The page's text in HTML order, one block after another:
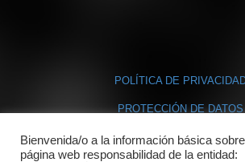
POLÍTICA DE
PROTECCIÓN DE DATOS
POLÍTICA DE COOKIES
Bienvenida/o a la información básica
página web responsabilidad de la entidad: